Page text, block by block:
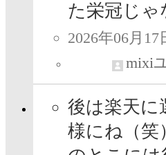
た栄冠じゃ
2026年06月17
mixi
後は楽天に
様にね（笑